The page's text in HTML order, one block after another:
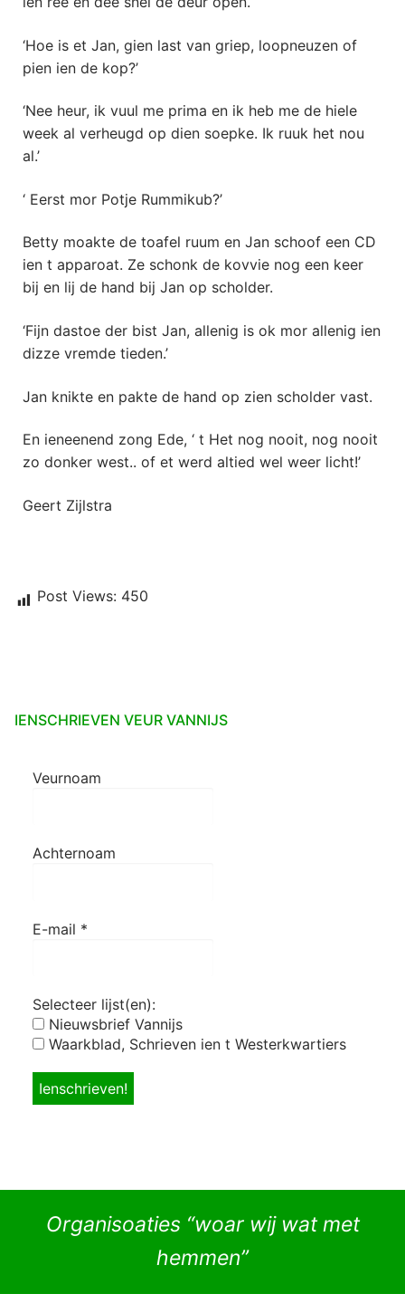
‘Hoe is et Jan, gien last van griep, loopneuzen of
pien ien de kop?’
‘Nee heur, ik vuul me prima en ik heb me de hiele
week al verheugd op dien soepke. Ik ruuk het nou
al.’
‘ Eerst mor Potje Rummikub?’
Betty moakte de toafel ruum en Jan schoof een CD
ien t apparoat. Ze schonk de kovvie nog een keer
bij en lij de hand bij Jan op scholder.
‘Fijn dastoe der bist Jan, allenig is ok mor allenig ien
dizze vremde tieden.’
Jan knikte en pakte de hand op zien scholder vast.
En ieneenend zong Ede, ‘ t Het nog nooit, nog nooit
zo donker west.. of et werd altied wel weer licht!’
Geert Zijlstra
Post Views: 450
IENSCHRIEVEN VEUR VANNIJS
Veurnoam
Achternoam
E-mail *
Selecteer lijst(en):
Nieuwsbrief Vannijs
Waarkblad, Schrieven ien t Westerkwartiers
Organisoaties “woar wij wat met
hemmen”